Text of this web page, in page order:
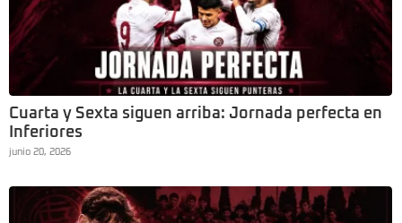
Cuarta y Sexta siguen arriba: Jornada perfecta en
Inferiores
junio 20, 2026